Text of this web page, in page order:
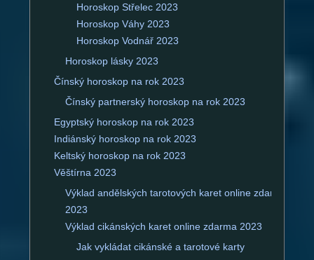
Horoskop Střelec 2023
Horoskop Váhy 2023
Horoskop Vodnář 2023
Horoskop lásky 2023
Čínský horoskop na rok 2023
Čínský partnerský horoskop na rok 2023
Egyptský horoskop na rok 2023
Indiánský horoskop na rok 2023
Keltský horoskop na rok 2023
Věštírna 2023
Výklad andělských tarotových karet online zdarma
2023
Výklad cikánských karet online zdarma 2023
Jak vykládat cikánské a tarotové karty